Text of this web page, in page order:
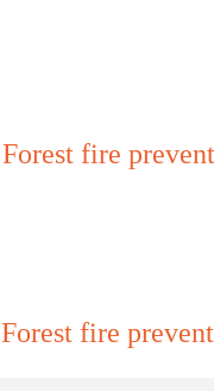
Forest fire
Forest fire